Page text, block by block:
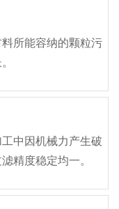
所能容纳的颗粒污
中因机械力产生破
精度稳定均一。